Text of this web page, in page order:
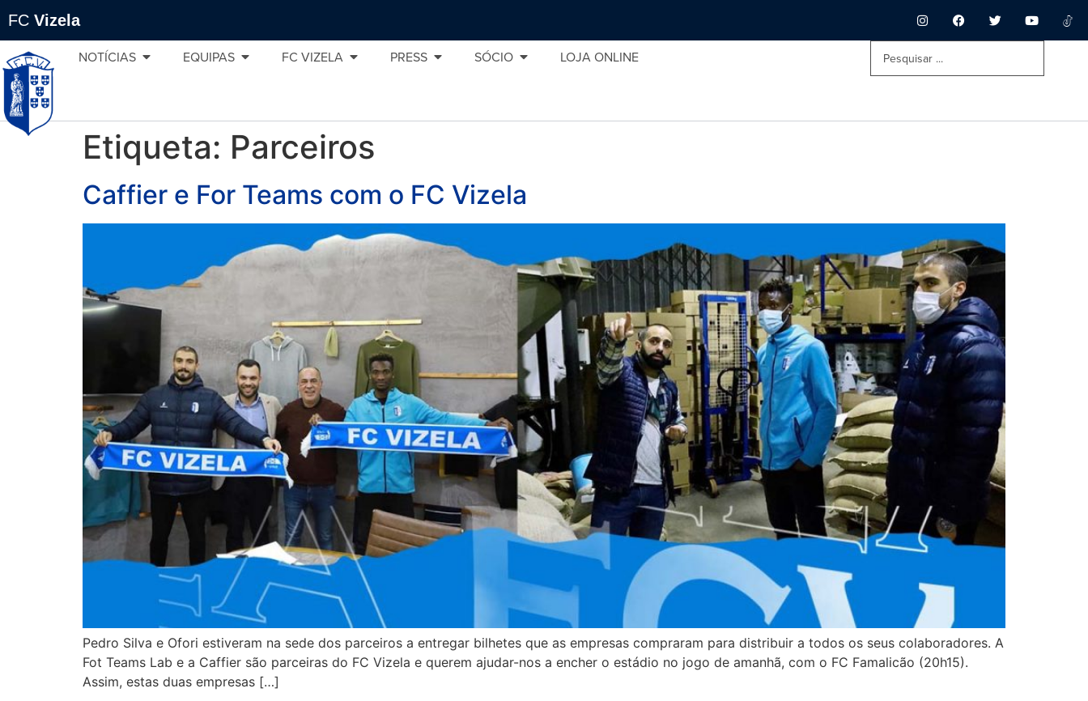
FC Vizela
NOTÍCIAS EQUIPAS FC VIZELA PRESS SÓCIO LOJA ONLINE
Etiqueta: Parceiros
Caffier e For Teams com o FC Vizela
Pedro Silva e Ofori estiveram na sede dos parceiros a entregar bilhetes que as empresas compraram para distribuir a todos os seus colaboradores. A
Fot Teams Lab e a Caffier são parceiras do FC Vizela e querem ajudar-nos a encher o estádio no jogo de amanhã, com o FC Famalicão (20h15).
Assim, estas duas empresas […]